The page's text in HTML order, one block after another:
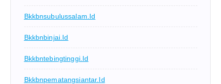
Bkkbnsubulussalam.id
Bkkbnbinjai.id
Bkkbntebingtinggi.id
Bkkbnpematangsiantar.id